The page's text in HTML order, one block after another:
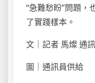
“急難愁盼”問題，
了實踐樣本。
文｜記者 馬燦 通
圖｜通訊員供給